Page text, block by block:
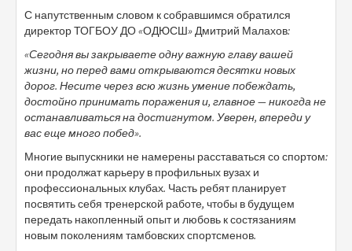
С напутственным словом к собравшимся обратился
директор ТОГБОУ ДО «ОДЮСШ» Дмитрий Малахов:
«Сегодня вы закрываете одну важную главу вашей
жизни, но перед вами открываются десятки новых
дорог. Несите через всю жизнь умение побеждать,
достойно принимать поражения и, главное — никогда не
останавливаться на достигнутом. Уверен, впереди у
вас еще много побед».
Многие выпускники не намерены расставаться со спортом:
они продолжат карьеру в профильных вузах и
профессиональных клубах. Часть ребят планирует
посвятить себя тренерской работе, чтобы в будущем
передать накопленный опыт и любовь к состязаниям
новым поколениям тамбовских спортсменов.